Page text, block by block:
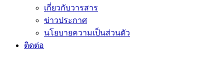
เกี่ยวกับวารสาร
ข่าวประกาศ
นโยบายความเป็นส่วนตัว
ติดต่อ